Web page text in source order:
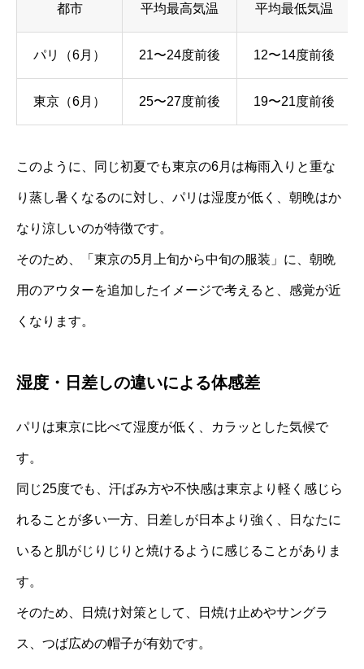
都市 平均最高気温 平均最低気温
パリ（6月） 21〜24度前後 12〜14度前後
東京（6月） 25〜27度前後 19〜21度前後
このように、同じ初夏でも東京の6月は梅雨入りと重な
り蒸し暑くなるのに対し、パリは湿度が低く、朝晩はか
なり涼しいのが特徴です。
そのため、「東京の5月上旬から中旬の服装」に、朝晩
用のアウターを追加したイメージで考えると、感覚が近
くなります。
湿度・日差しの違いによる体感差
パリは東京に比べて湿度が低く、カラッとした気候で
す。
同じ25度でも、汗ばみ方や不快感は東京より軽く感じら
れることが多い一方、日差しが日本より強く、日なたに
いると肌がじりじりと焼けるように感じることがありま
す。
そのため、日焼け対策として、日焼け止めやサングラ
ス、つば広めの帽子が有効です。